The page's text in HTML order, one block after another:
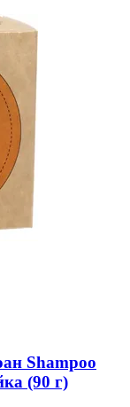
Shampoo
(90 г)